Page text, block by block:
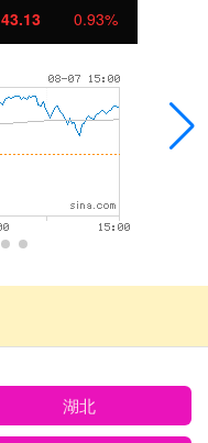
43.13 0.93%
湖北